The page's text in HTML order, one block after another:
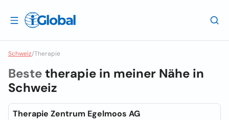
Schweiz/Therapie
Bestetherapie in meiner Nähe in
Schweiz
Therapie Zentrum Egelmoos AG